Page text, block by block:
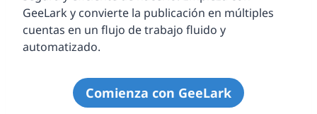
GeeLark y convierte la publicación en múltiples
cuentas en un flujo de trabajo fluido y
automatizado.
Comienza con GeeLark